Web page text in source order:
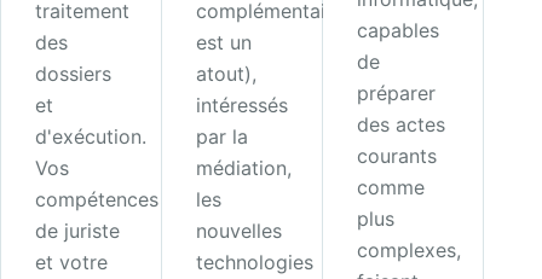
traitement
des
dossiers
et
d'exécution.
Vos
compétences
de juriste
et votre
complémentaire
est un
atout),
intéressés
par la
médiation,
les
nouvelles
technologies
capables
de
préparer
des actes
courants
comme
plus
complexes,